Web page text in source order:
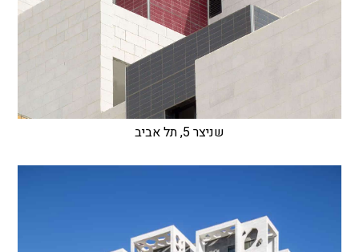
שניצר 5, תל אביב